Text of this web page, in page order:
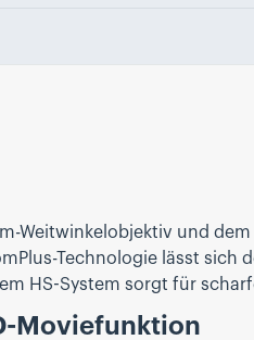
Weitwinkelobjektiv und
Technologie lässt
HS-System sorgt für
Moviefunktion